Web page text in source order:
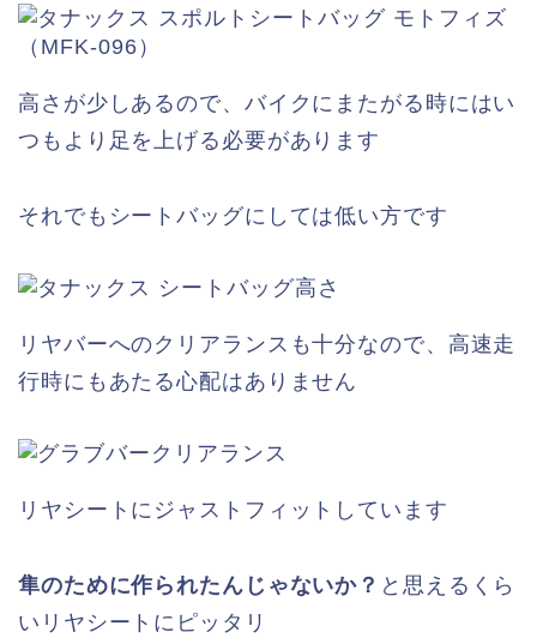
高さが少しあるので、バイクにまたがる時にはい
つもより足を上げる必要があります
それでもシートバッグにしては低い方です
リヤバーへのクリアランスも十分なので、高速走
行時にもあたる心配はありません
リヤシートにジャストフィットしています
隼のために作られたんじゃないか？ と思えるくら
いリヤシートにピッタリ